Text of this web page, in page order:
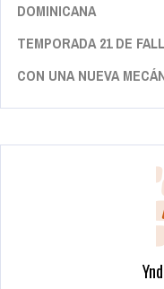
DOMINICANA
TEMPORADA 21 DE
CON UNA NUEVA